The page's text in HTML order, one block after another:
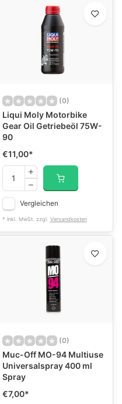
(0)
Liqui Moly Motorbike
Gear Oil Getriebeöl 75W-
90
€11,00*
Vergleichen
* Inkl. MwSt. zzgl. Versandkosten
(0)
Muc-Off MO-94 Multiuse
Universalspray 400 ml
Spray
€7,00*